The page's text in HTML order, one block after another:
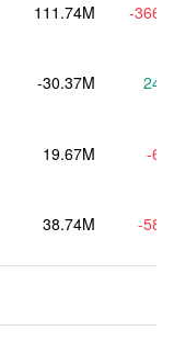
111.74M -
-30.37M
19.67M -
38.74M -